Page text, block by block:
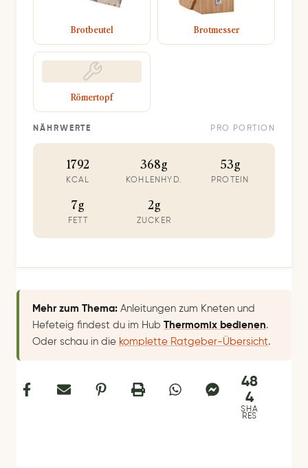
Brotbeutel Brotmesser
Römertopf
NÄHRWERTE PRO PORTION
1792
KCAL
368g
KOHLENHYD.
53g
PROTEIN
7g
FETT
2g
ZUCKER
Mehr zum Thema: Anleitungen zum Kneten und
Hefeteig findest du im Hub Thermomix bedienen.
Oder schau in die komplette Ratgeber-Übersicht.
48
4
SHA
RES